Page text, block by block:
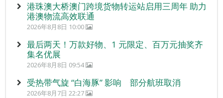
港珠澳大桥澳门跨境货物转运站启用三周年 助力
港澳物流高效联通
2026年8月8日 10:00
最后两天！万款好物、1 元限定、百万元抽奖齐
集名优展
2026年8月8日 09:54
受热带气旋 “白海豚” 影响 部分航班取消
2026年8月7日 22:27